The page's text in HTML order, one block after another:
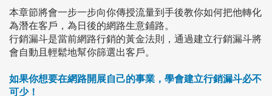
本章節將會一步一步向你傳授流量到手後教你如何把他轉化
為潛在客戶， 為日後的網路生意鋪路。
行銷漏斗是當前網路行銷的黃金法則，通過建立行銷漏斗將
會自動且輕鬆地幫你篩選出客戶。
如果你想要在網路開展自己的事業，學會建立行銷漏斗必不
可少！